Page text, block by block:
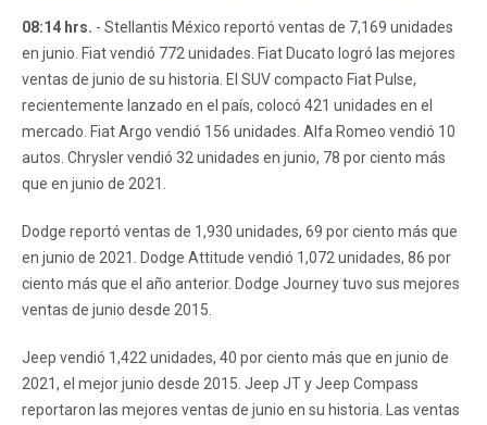
08:14 hrs. - Stellantis México reportó ventas de 7,169 unidades
en junio. Fiat vendió 772 unidades. Fiat Ducato logró las mejores
ventas de junio de su historia. El SUV compacto Fiat Pulse,
recientemente lanzado en el país, colocó 421 unidades en el
mercado. Fiat Argo vendió 156 unidades. Alfa Romeo vendió 10
autos. Chrysler vendió 32 unidades en junio, 78 por ciento más
que en junio de 2021.
Dodge reportó ventas de 1,930 unidades, 69 por ciento más que
en junio de 2021. Dodge Attitude vendió 1,072 unidades, 86 por
ciento más que el año anterior. Dodge Journey tuvo sus mejores
ventas de junio desde 2015.
Jeep vendió 1,422 unidades, 40 por ciento más que en junio de
2021, el mejor junio desde 2015. Jeep JT y Jeep Compass
reportaron las mejores ventas de junio en su historia. Las ventas